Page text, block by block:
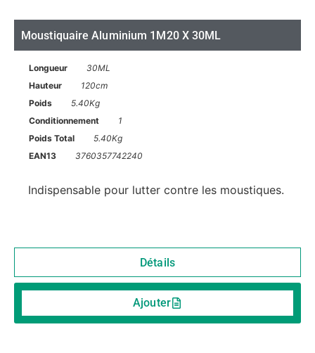
Moustiquaire Aluminium 1M20 X 30ML
Longueur
30ML
Hauteur
120cm
Poids
5.40Kg
Conditionnement
1
Poids Total
5.40Kg
EAN13
3760357742240
Indispensable pour lutter contre les moustiques.
Détails
Ajouter